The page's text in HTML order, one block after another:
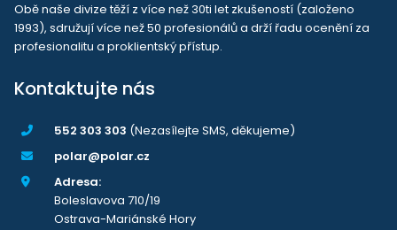
Obě naše divize těží z více než 30ti let zkušeností (založeno
1993), sdružují více než 50 profesionálů a drží řadu ocenění za
profesionalitu a proklientský přístup.
Kontaktujte nás
552 303 303 (Nezasílejte SMS, děkujeme)
polar@polar.cz
Adresa:
Boleslavova 710/19
Ostrava-Mariánské Hory